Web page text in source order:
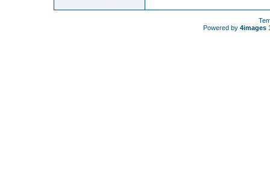
Powered by 4images